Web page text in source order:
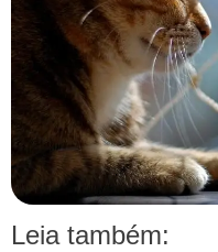
Leia também: